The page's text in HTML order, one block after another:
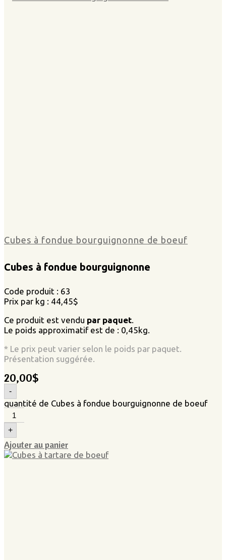
Cubes à fondue bourguignonne de boeuf
Cubes à fondue bourguignonne
Code produit : 63
Prix par kg : 44,45$
Ce produit est vendu par paquet.
Le poids approximatif est de : 0,45kg.
* Le prix peut varier selon le poids par paquet.
Présentation suggérée.
20,00$
-
quantité de Cubes à fondue bourguignonne de boeuf
+
Ajouter au panier